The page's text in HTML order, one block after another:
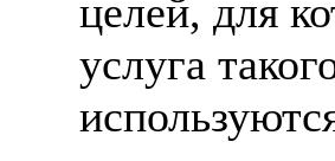
целей, для
услуга